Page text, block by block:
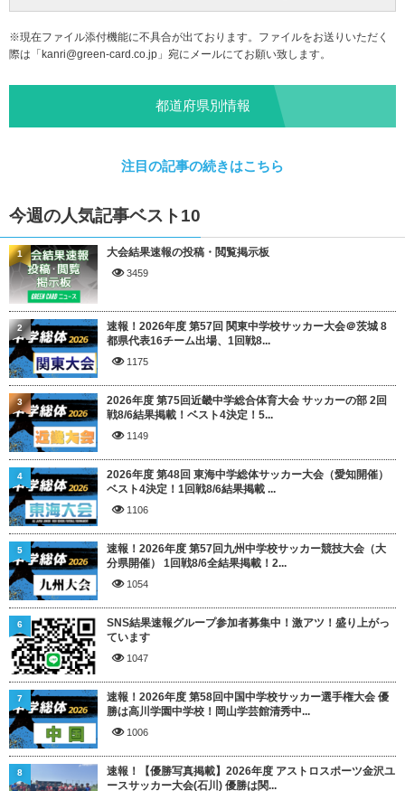
※現在ファイル添付機能に不具合が出ております。ファイルをお送りいただく
際は「 kanri@green-card.co.jp 」宛にメールにてお願い致します。
都道府県別情報
注目の記事の続きはこちら
今週の人気記事ベスト10
大会結果速報の投稿・閲覧掲示板
3459
1
速報！2026年度 第57回 関東中学校サッカー大会＠茨城 8
都県代表16チーム出場、1回戦8...
1175
2
2026年度 第75回近畿中学総合体育大会 サッカーの部 2回
戦8/6結果掲載！ベスト4決定！5...
1149
3
2026年度 第48回 東海中学総体サッカー大会（愛知開催）
ベスト4決定！1回戦8/6結果掲載 ...
1106
4
速報！2026年度 第57回九州中学校サッカー競技大会（大
分県開催） 1回戦8/6全結果掲載！2...
1054
5
SNS結果速報グループ参加者募集中！激アツ！盛り上がっ
ています
1047
6
速報！2026年度 第58回中国中学校サッカー選手権大会 優
勝は高川学園中学校！岡山学芸館清秀中...
1006
7
速報！【優勝写真掲載】2026年度 アストロスポーツ金沢ユ
ースサッカー大会(石川) 優勝は関...
8